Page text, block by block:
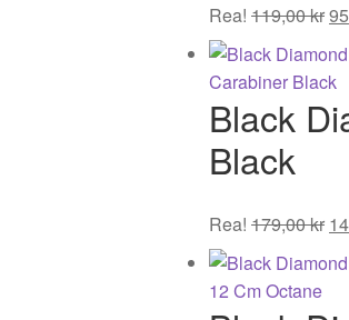
Rea! 119,00kr
var:
Black
Black
Rea! 179,00kr